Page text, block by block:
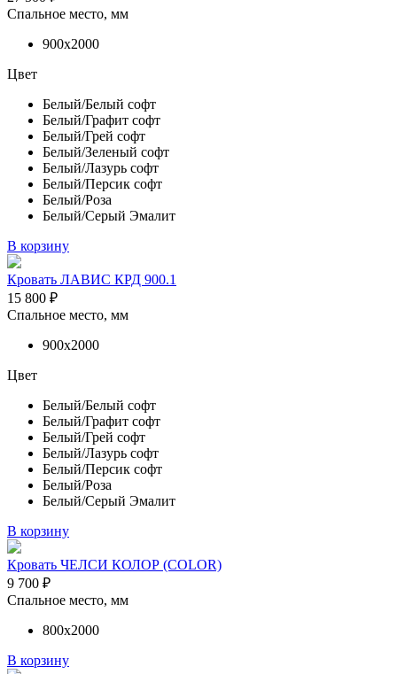
Спальное место, мм
900х2000
Цвет
Белый/Белый софт
Белый/Графит софт
Белый/Грей софт
Белый/Зеленый софт
Белый/Лазурь софт
Белый/Персик софт
Белый/Роза
Белый/Серый Эмалит
В корзину
Кровать ЛАВИС КРД 900.1
15 800 ₽
Спальное место, мм
900х2000
Цвет
Белый/Белый софт
Белый/Графит софт
Белый/Грей софт
Белый/Лазурь софт
Белый/Персик софт
Белый/Роза
Белый/Серый Эмалит
В корзину
Кровать ЧЕЛСИ КОЛОР (COLOR)
9 700 ₽
Спальное место, мм
800х2000
В корзину